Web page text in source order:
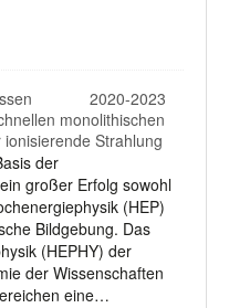
2020-2023
monolithischen
Strahlung
der
großer Erfolg sowohl
(HEP)
Bildgebung. Das
(HEPHY) der
der Wissenschaften
eine…